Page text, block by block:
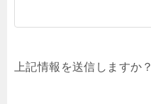
上記情報を送信しますか？